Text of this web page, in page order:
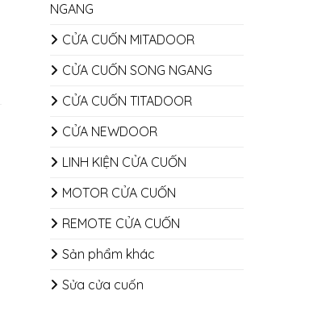
NGANG
CỬA CUỐN MITADOOR
CỬA CUỐN SONG NGANG
CỬA CUỐN TITADOOR
CỬA NEWDOOR
LINH KIỆN CỬA CUỐN
MOTOR CỬA CUỐN
REMOTE CỬA CUỐN
Sản phẩm khác
Sửa cửa cuốn